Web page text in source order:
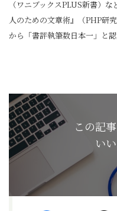
（ワニブックスPLUS新書）
人のための文章術』（PHP研
から「書評執筆数日本一」と認
この記
い